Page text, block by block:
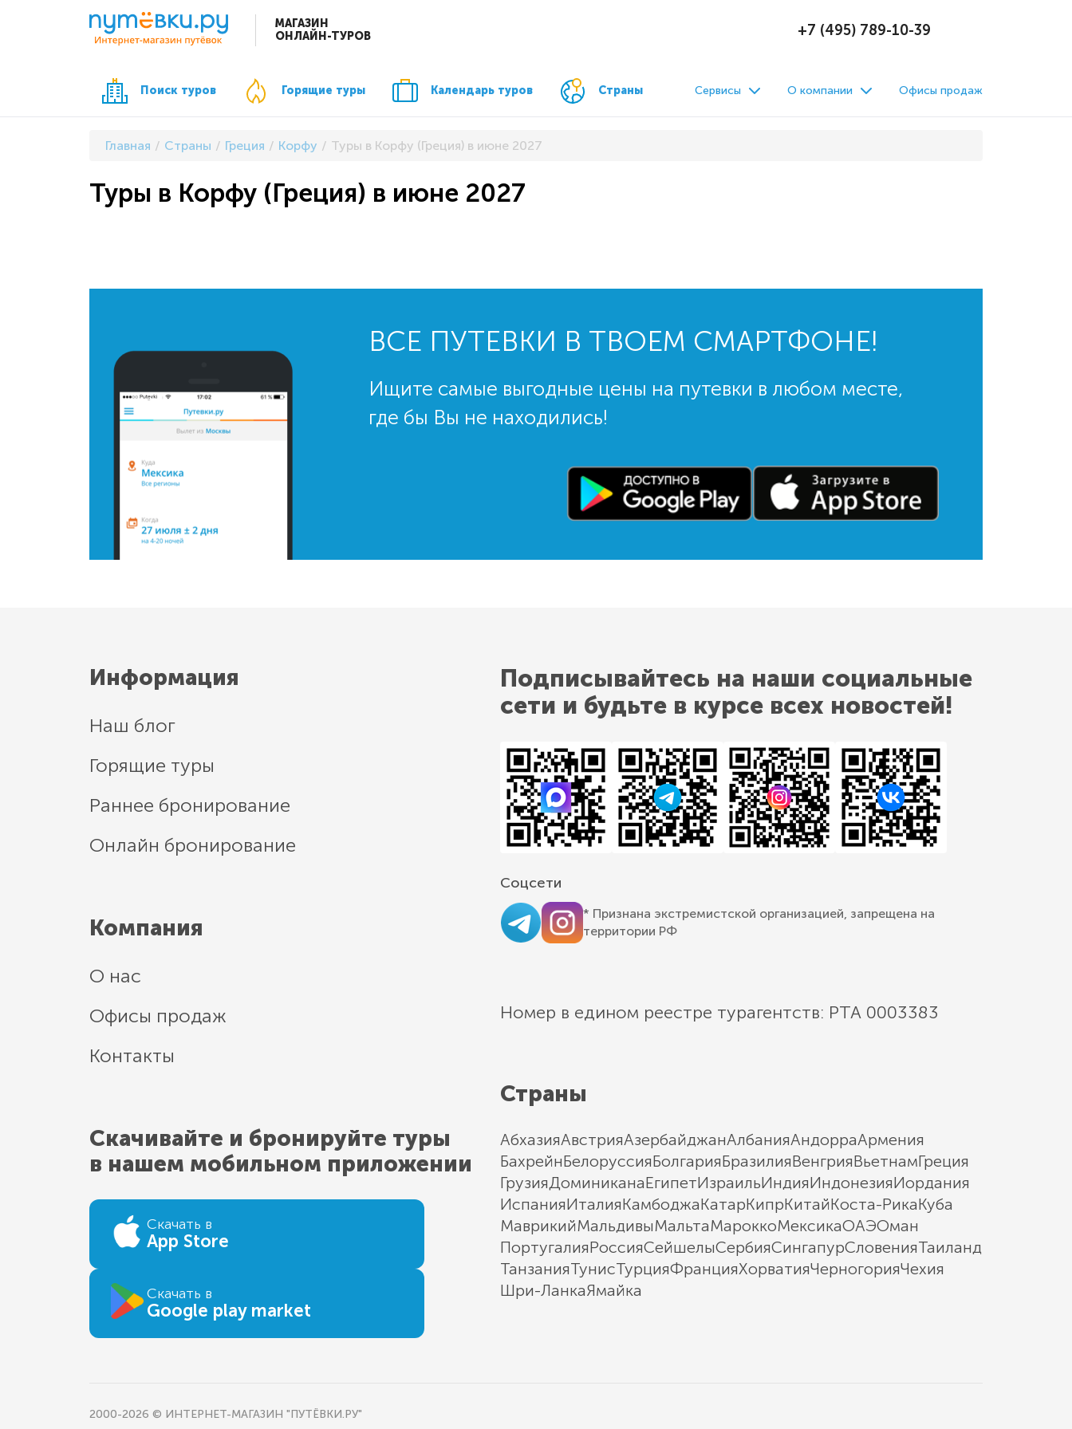
МАГАЗИН
ОНЛАЙН-ТУРОВ
+7 (495) 789-10-39
Поиск туров Горящие туры Календарь туров Страны Сервисы О компании Офисы продаж
Главная Страны Греция Корфу Туры в Корфу (Греция) в июне 2027
Туры в Корфу (Греция) в июне 2027
ВСЕ ПУТЕВКИ В ТВОЕМ СМАРТФОНЕ!
Ищите самые выгодные цены на путевки в любом месте,
где бы Вы не находились!
Информация
Наш блог
Горящие туры
Раннее бронирование
Онлайн бронирование
Компания
О нас
Офисы продаж
Контакты
Скачивайте и бронируйте туры
в нашем мобильном приложении
Скачать в
App Store
Скачать в
Google play market
Подписывайтесь на наши социальные
сети и будьте в курсе всех новостей!
Соцсети
* Признана экстремистской организацией, запрещена на
территории РФ
Номер в едином реестре турагентств: РТА 0003383
Страны
АбхазияАвстрияАзербайджанАлбанияАндорраАрмения
БахрейнБелоруссияБолгарияБразилияВенгрияВьетнамГреция
ГрузияДоминиканаЕгипетИзраильИндияИндонезияИордания
ИспанияИталияКамбоджаКатарКипрКитайКоста-РикаКуба
МаврикийМальдивыМальтаМароккоМексикаОАЭОман
ПортугалияРоссияСейшелыСербияСингапурСловенияТаиланд
ТанзанияТунисТурцияФранцияХорватияЧерногорияЧехия
Шри-ЛанкаЯмайка
2000-2026 © ИНТЕРНЕТ-МАГАЗИН "ПУТЁВКИ.РУ"